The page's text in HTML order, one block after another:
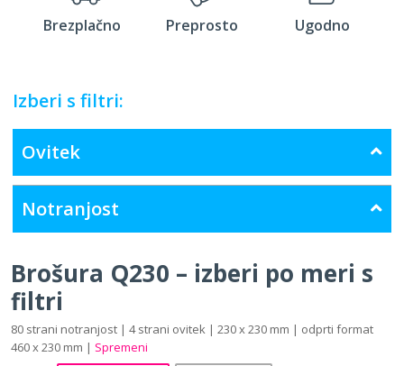
Brezplačno Preprosto Ugodno
Izberi s filtri:
Ovitek
Notranjost
Brošura Q230 – izberi po meri s
filtri
80 strani notranjost | 4 strani ovitek | 230 x 230 mm | odprti format
460 x 230 mm | Spremeni